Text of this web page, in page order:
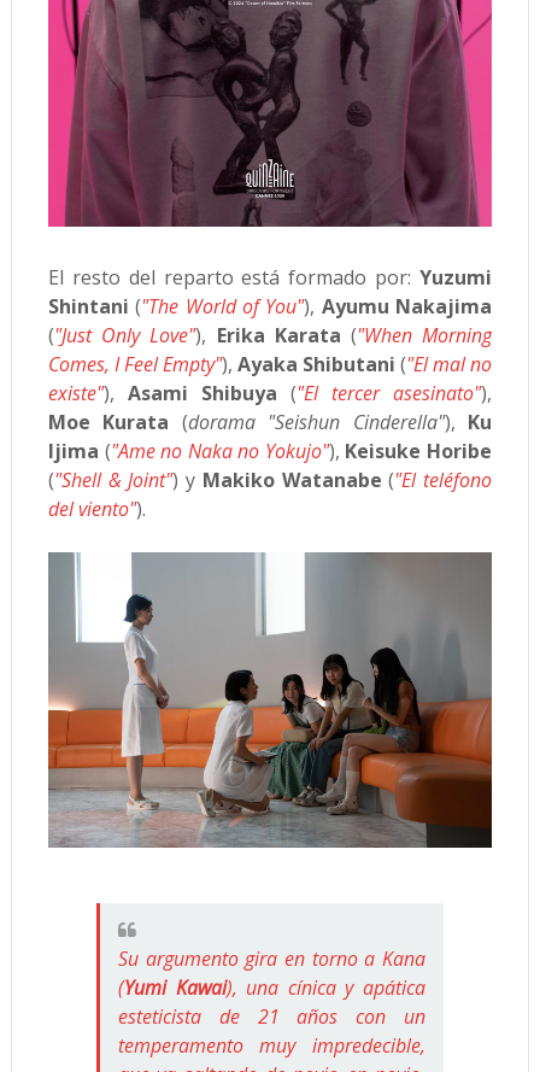
El resto del reparto está formado por:Yuzumi
Shintani ("The World of You"), Ayumu Nakajima
("Just Only Love"), Erika Karata ("When Morning
Comes, I Feel Empty"), Ayaka Shibutani("El mal no
existe"), Asami Shibuya ("El tercer asesinato"),
Moe Kurata (dorama "Seishun Cinderella"), Ku
Ijima ("Ame no Naka no Yokujo"), Keisuke Horibe
("Shell & Joint") y Makiko Watanabe ("El teléfono
del viento").
Su argumento gira en torno a Kana
(Yumi Kawai), una cínica y apática
esteticista de 21 años con un
temperamento muy impredecible,